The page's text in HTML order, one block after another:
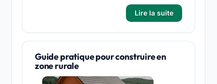
Lire la suite
Guide pratique pour construire en
zone rurale